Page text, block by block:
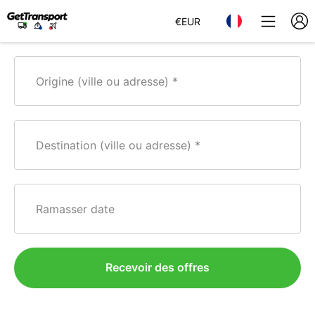
€EUR
Origine (ville ou adresse)
Destination (ville ou adresse)
Ramasser date
Recevoir des offres